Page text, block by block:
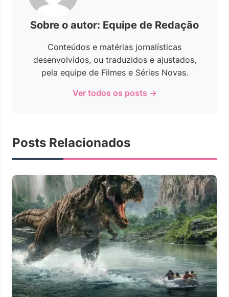
Sobre o autor: Equipe de Redação
Conteúdos e matérias jornalísticas
desenvolvidos, ou traduzidos e ajustados,
pela equipe de Filmes e Séries Novas.
Ver todos os posts →
Posts Relacionados